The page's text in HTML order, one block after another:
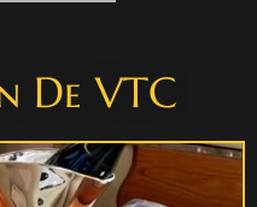
De VTC